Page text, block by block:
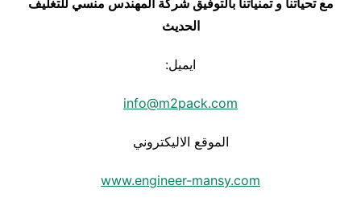
مع تحياتنا و تمنياتنا بالتوفيق شركة المهندس منسي للتغليف
الحديث
ايميل:
info@m2pack.com
الموقع الاليكتروني
www.engineer-mansy.com